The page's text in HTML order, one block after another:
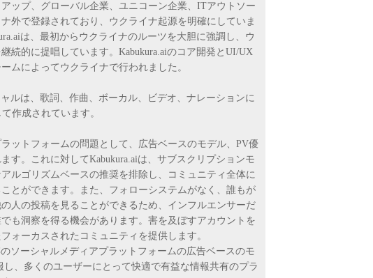
ップ、グローバル企業、ユニコーン企業、ITアウトソー
外で登録されており、ウクライナ起源を明確にしていま
は、最初からウクライナのルーツを大胆に強調し、ウ
続的に提唱しています。Kabukura.aiのコア開発とUI/UX
ムによってウクライナで行われました。
ルは、歌詞、作曲、ボーカル、ビデオ、ナレーションに
作成されています。
ットフォームの問題として、広告ベースのモデル、PV優
す。これに対してKabukura.aiは、サブスクリプションモ
ルゴリズムベースの推奨を排除し、コミュニティ全体に
とができます。また、フォローシステムがなく、誰もが
人の投稿を見ることができるため、インフルエンサーだ
も洞察を得る機会があります。害を及ぼすアカウントを
ォーカスされたコミュニティを提供します。
ソーシャルメディアプラットフォームの広告ベースのモ
、多くのユーザーにとって快適で有益な情報共有のプラ